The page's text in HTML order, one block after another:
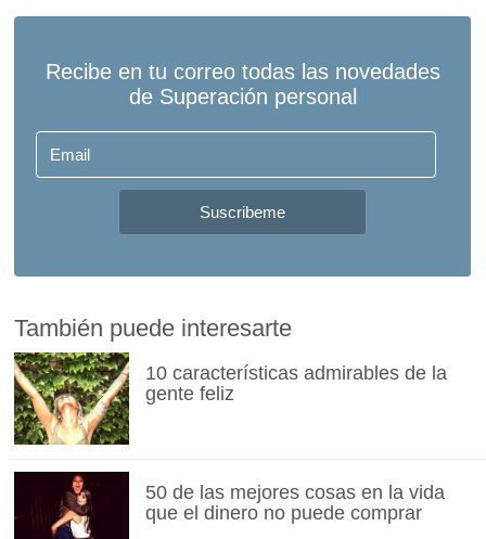
También puede interesarte
10 características admirables de la
gente feliz
50 de las mejores cosas en la vida
que el dinero no puede comprar